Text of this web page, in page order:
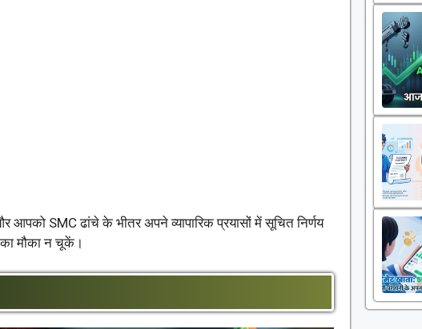
SMC ढांचे के भीतर अपने व्यापारिक प्रयासों में सूचित निर्णय
मौका न चूकें।